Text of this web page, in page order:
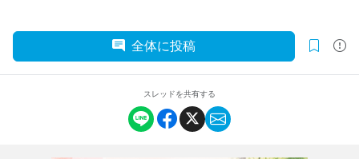
全体に投稿
スレッドを共有する